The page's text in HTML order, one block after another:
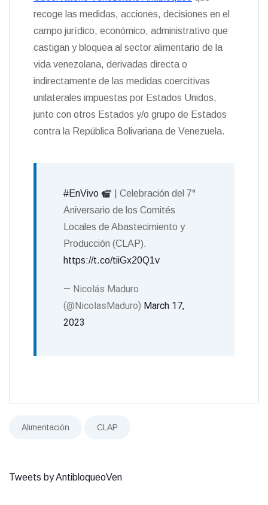
recoge las medidas, acciones, decisiones en el
campo jurídico, económico, administrativo que
castigan y bloquea al sector alimentario de la
vida venezolana, derivadas directa o
indirectamente de las medidas coercitivas
unilaterales impuestas por Estados Unidos,
junto con otros Estados y/o grupo de Estados
contra la República Bolivariana de Venezuela.
#EnVivo
| Celebración del 7°
Aniversario de los Comités
Locales de Abastecimiento y
Producción (CLAP).
https://t.co/tiiGx20Q1v
— Nicolás Maduro
(@NicolasMaduro) March 17,
2023
Alimentación CLAP
Tweets by AntibloqueoVen